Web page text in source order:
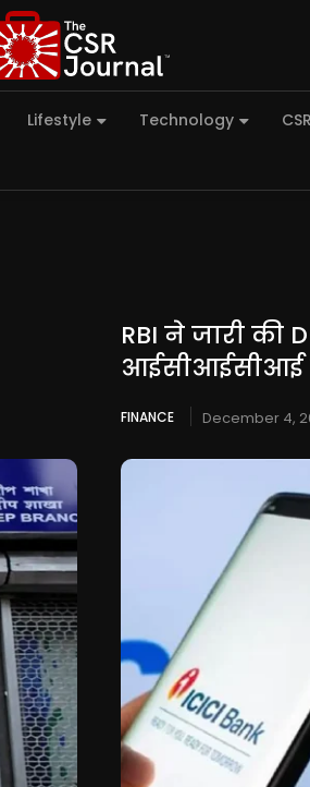
Lifestyle Technology CSR
RBI ने जारी
आईसीआईसीआई
FINANCE December 4,